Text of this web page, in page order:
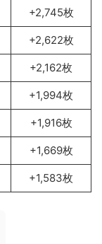
+2,745枚
+2,622枚
+2,162枚
+1,994枚
+1,916枚
+1,669枚
+1,583枚